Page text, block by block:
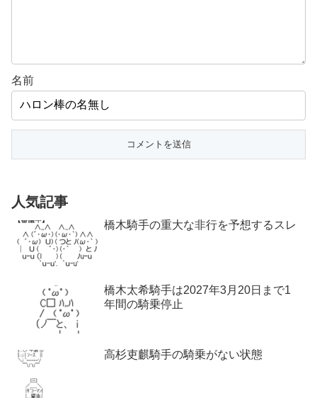
名前
人気記事
橋木騎手の重大な非行を予想するスレ
橋木太希騎手は2027年3月20日まで1
年間の騎乗停止
高杉吏麒騎手の騎乗がない状態